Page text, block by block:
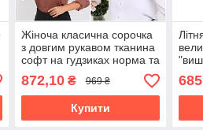
Жіноча класична сорочка
з довгим рукавом тканина
софт на гудзиках норма та
872,10₴ 969 ₴
Купити